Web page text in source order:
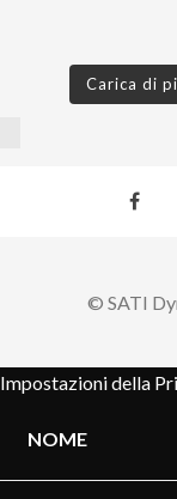
Carica di
© SATI
Impostazioni della
NOME